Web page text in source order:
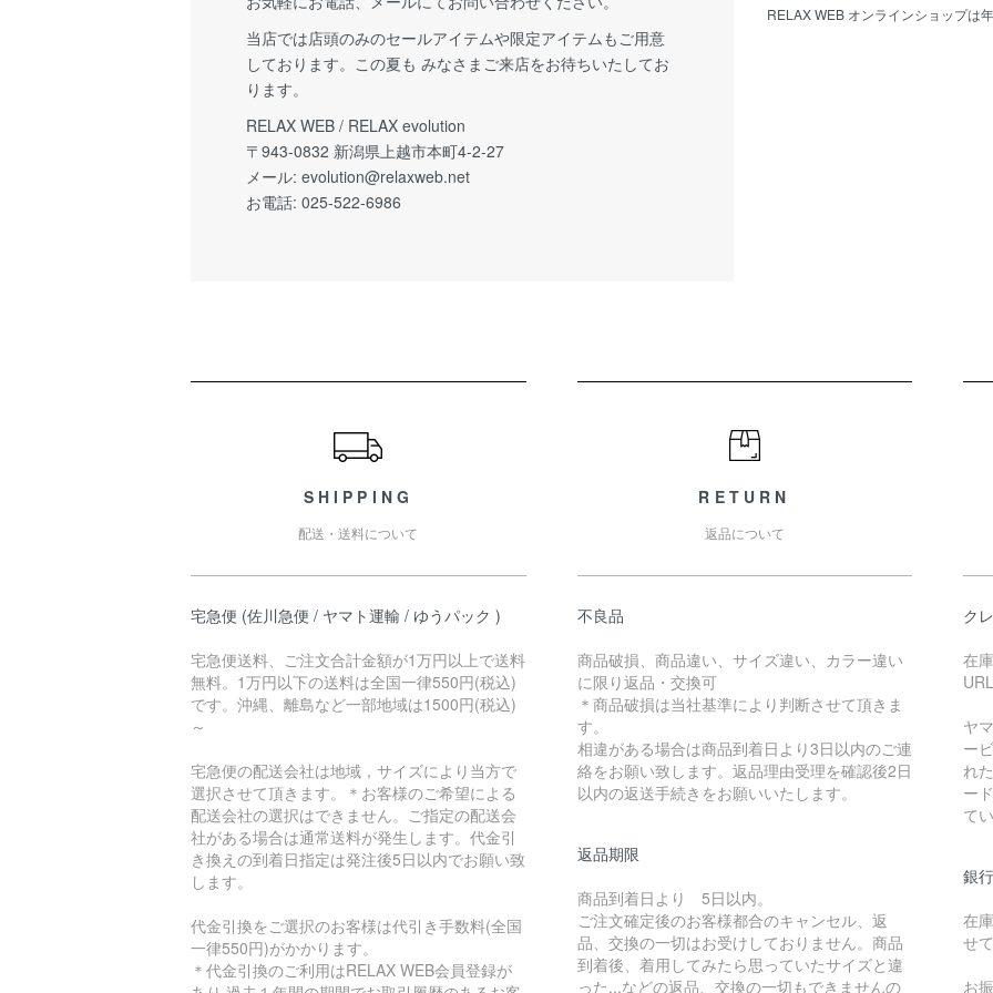
当店では店頭のみのセールアイテムや限定アイテムもご用意
しております。この夏も みなさまご来店をお待ちいたしてお
ります。
RELAX WEB / RELAX evolution
〒943-0832 新潟県上越市本町4-2-27
メール: evolution@relaxweb.net
お電話: 025-522-6986
RELAX WEB オンラインショップは
SHIPPING
配送・送料について
宅急便 (佐川急便 / ヤマト運輸 / ゆうパック )
宅急便送料、ご注文合計金額が1万円以上で送料
無料。1万円以下の送料は全国一律550円(税込)
です。沖縄、離島など一部地域は1500円(税込)
～
宅急便の配送会社は地域，サイズにより当方で
選択させて頂きます。＊お客様のご希望による
配送会社の選択はできません。ご指定の配送会
社がある場合は通常送料が発生します。代金引
き換えの到着日指定は発注後5日以内でお願い致
します。
代金引換をご選択のお客様は代引き手数料(全国
一律550円)がかかります。
＊代金引換のご利用はRELAX WEB会員登録が
RETURN
返品について
不良品
商品破損、商品違い、サイズ違い、カラー違い
に限り返品・交換可
＊商品破損は当社基準により判断させて頂きま
す。
相違がある場合は商品到着日より3日以内のご連
絡をお願い致します。返品理由受理を確認後2日
以内の返送手続きをお願いいたします。
返品期限
商品到着日より 5日以内。
ご注文確定後のお客様都合のキャンセル、返
品、交換の一切はお受けしておりません。商品
到着後、着用してみたら思っていたサイズと違
った...などの返品、交換の一切もできませんの
ク
在
ヤ
ー
れ
ー
て
銀
在
せ
お